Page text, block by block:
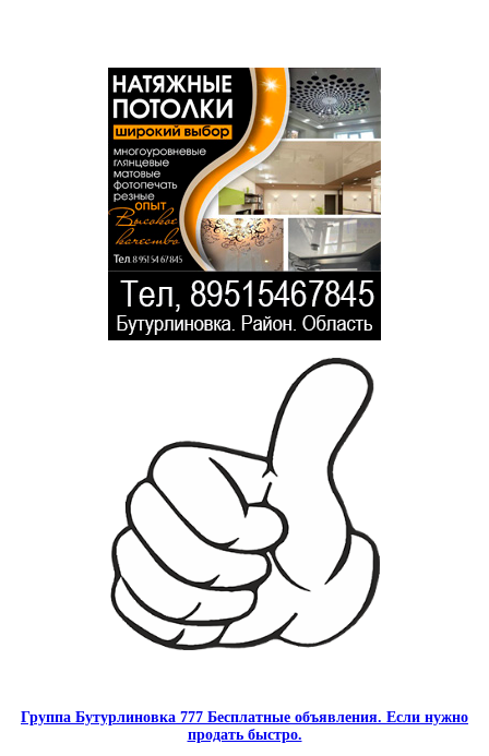
Группа Бутурлиновка 777 Бесплатные объявления. Если нужно
продать быстро.